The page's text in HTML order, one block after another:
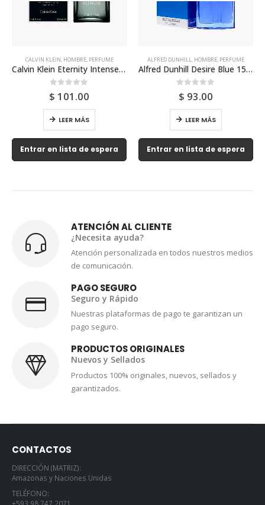
CALVIN KLEIN HOMBRE, PERFUME
Calvin Klein Eternity Intense 200ml Para Hombre
0 out of 5
$ 101.00
LEER MÁS
Entrar en lista de espera
ALFRED DUNHILL HOMBRE PERFUME
Alfred Dunhill Desire Blue 150ml Para Hombre
0out of 5
$ 93.00
LEER MÁS
Entrar en lista de espera
ATENCIÓN AL CLIENTE
¿Necesita ayuda?
Atención personalizada en todos nuestros medios
de comunicación.
PAGO SEGURO
Seguro y Rápido
Nuestras plataformas de pago te garantizan un
pago seguro.
PRODUCTOS ORIGINALES
Nuevos y Sellados
Productos 100% originales, nuevos, sellados y
garantizados.
CONTACTOS
DIRECCIÓN (MATRIZ):
Amazonas y Naciones Unidas
TELÉFONO: